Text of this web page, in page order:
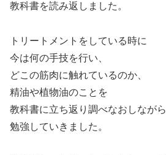
教科書を読み返しました。
トリートメントをしている時に
今は何の手技を行い、
どこの筋肉に触れているのか、
精油や植物油のことを
教科書に立ち返り調べなおしながら
勉強していきました。